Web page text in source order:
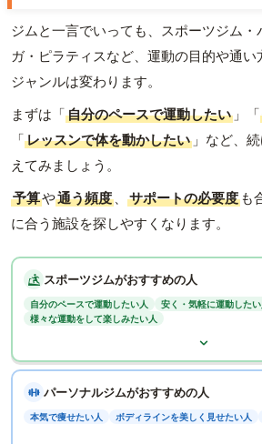
ジムと一言でいっても、スポーツジム・
ガ・ピラティスなど、運動の目的や通
ジャンルは変わります。
まずは「自分のペースで運動したい 」「
「レッスンで体を動かしたい 」など、
えてみましょう。
予算や通う頻度 、 サポートの必要度 も
に合う施設を探しやすくなります。
スポーツジムがおすすめの人
自分のペースで運動したい人
安く・気軽に運動したい
様々な運動をして楽しみたい人
パーソナルジムがおすすめの人
本気で痩せたい人 ボディラインを美しく見せたい人